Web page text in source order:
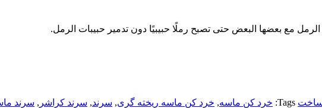
مع بعضها البعض حتى تصبح رملًا حبيبيًا دون تدمير حبيبات الرمل.
Tags: خرد کن ماسه, خرد کن ماسه ریخته گری, سرند, سرند کراشر , سرند